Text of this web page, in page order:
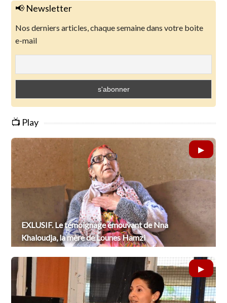
📢 Newsletter
Nos derniers articles, chaque semaine dans votre boite
e-mail
📺 Play
EXLUSIF. Le témoignage émouvant de Nna
Khaloudja, la mère de Lounes Hamzi